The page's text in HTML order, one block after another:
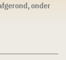
onder